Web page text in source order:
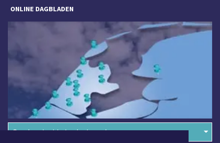
ONLINE DAGBLADEN
Overige dagbladen in de regio